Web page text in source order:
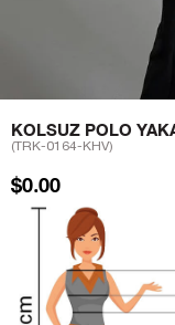
KOLSUZ POLO
(TRK-0164-KHV)
$0.00